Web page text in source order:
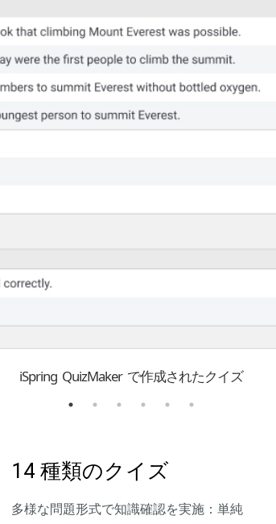
iSpring QuizMaker で作成されたクイズ
14 種類のクイズ
多様な問題形式で知識確認を実施：単純